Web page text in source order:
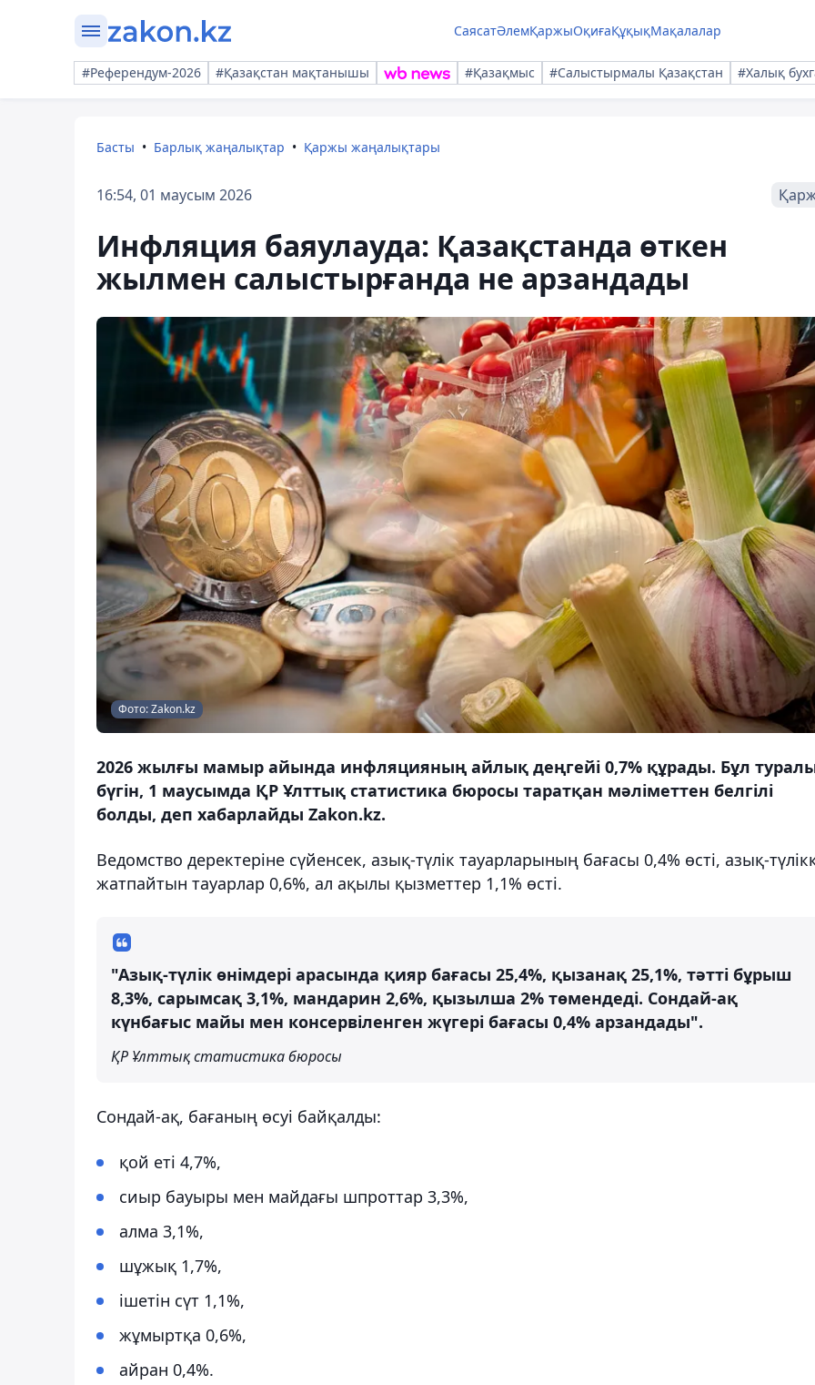
СаясатӘлемҚаржыОқиғаҚұқықМақалалар
#Референдум-2026 #Қазақстан мақтанышы #Қазақмыс #Салыстырмалы Қазақстан #Халық
Басты Барлық жаңалықтар Қаржы жаңалықтары
16:54, 01 маусым 2026
Инфляция баяулауда: Қазақстанда өткен
жылмен салыстырғанда не арзандады
Фото: Zakon.kz
2026 жылғы мамыр айында инфляцияның айлық деңгейі 0,7% құрады. Бұл
бүгін, 1 маусымда ҚР Ұлттық статистика бюросы таратқан мәліметтен белгілі
болды, деп хабарлайды Zakon.kz.
Ведомство деректеріне сүйенсек, азық-түлік тауарларының бағасы 0,4% өсті, азық-
жатпайтын тауарлар 0,6%, ал ақылы қызметтер 1,1% өсті.
"Азық-түлік өнімдері арасында қияр бағасы 25,4%, қызанақ 25,1%, тәтті бұрыш
8,3%, сарымсақ 3,1%, мандарин 2,6%, қызылша 2% төмендеді. Сондай-ақ
күнбағыс майы мен консервіленген жүгері бағасы 0,4% арзандады".
ҚР Ұлттық статистика бюросы
Сондай-ақ, бағаның өсуі байқалды:
қой еті 4,7%,
сиыр бауыры мен майдағы шпроттар 3,3%,
алма 3,1%,
шұжық 1,7%,
ішетін сүт 1,1%,
жұмыртқа 0,6%,
айран 0,4%.